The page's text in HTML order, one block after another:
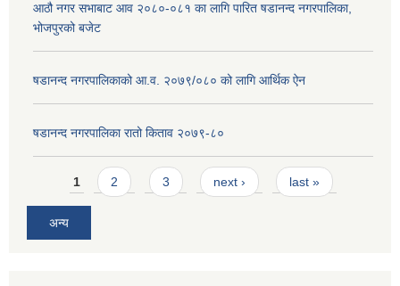
आठौ नगर सभाबाट आव २०८०-०८१ का लागि पारित षडानन्द नगरपालिका,
भोजपुरको बजेट
षडानन्द नगरपालिकाको आ.व. २०७९/०८० को लागि आर्थिक ऐन
षडानन्द नगरपालिका रातो किताव २०७९-८०
Pages
1 2 3 next › last »
अन्य